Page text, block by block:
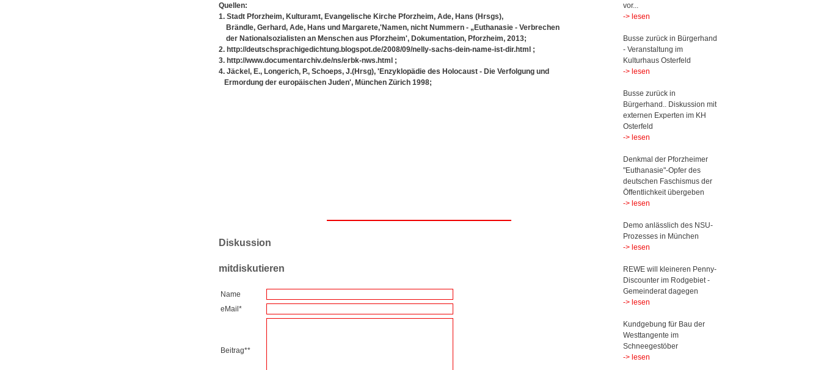
Quellen:
1. Stadt Pforzheim, Kulturamt, Evangelische Kirche Pforzheim, Ade, Hans (Hrsgs),
Brändle, Gerhard, Ade, Hans und Margarete,'Namen, nicht Nummern - „Euthanasie - Verbrechen
der Nationalsozialisten an Menschen aus Pforzheim', Dokumentation, Pforzheim, 2013;
2. http://deutschsprachigedichtung.blogspot.de/2008/09/nelly-sachs-dein-name-ist-dir.html ;
3. http://www.documentarchiv.de/ns/erbk-nws.html ;
4. Jäckel, E., Longerich, P., Schoeps, J.(Hrsg), 'Enzyklopädie des Holocaust - Die Verfolgung und
Ermordung der europäischen Juden', München Zürich 1998;
Diskussion
mitdiskutieren
Name
eMail*
Beitrag**
vor...
-> lesen
Busse zurück in Bürgerhand
- Veranstaltung im
Kulturhaus Osterfeld
-> lesen
Busse zurück in
Bürgerhand.. Diskussion mit
externen Experten im KH
Osterfeld
-> lesen
Denkmal der Pforzheimer
"Euthanasie"-Opfer des
deutschen Faschismus der
Öffentlichkeit übergeben
-> lesen
Demo anlässlich des NSU-
Prozesses in München
-> lesen
REWE will kleineren Penny-
Discounter im Rodgebiet -
Gemeinderat dagegen
-> lesen
Kundgebung für Bau der
Westtangente im
Schneegestöber
-> lesen